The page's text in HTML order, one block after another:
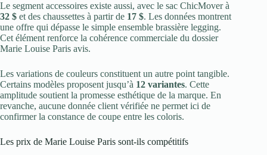
Le segment accessoires existe aussi, avec le sac ChicMover à
32 $ et des chaussettes à partir de 17 $. Les données montrent
une offre qui dépasse le simple ensemble brassière legging.
Cet élément renforce la cohérence commerciale du dossier
Marie Louise Paris avis.
Les variations de couleurs constituent un autre point tangible.
Certains modèles proposent jusqu’à 12 variantes. Cette
amplitude soutient la promesse esthétique de la marque. En
revanche, aucune donnée client vérifiée ne permet ici de
confirmer la constance de coupe entre les coloris.
Les prix de Marie Louise Paris sont-ils compétitifs